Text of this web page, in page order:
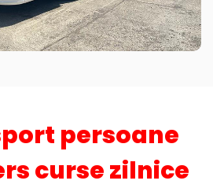
persoane
curse zilnice